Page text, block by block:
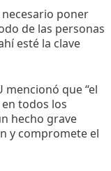
poner
de las personas
esté la clave
mencionó que “el
todos los
hecho grave
y compromete el